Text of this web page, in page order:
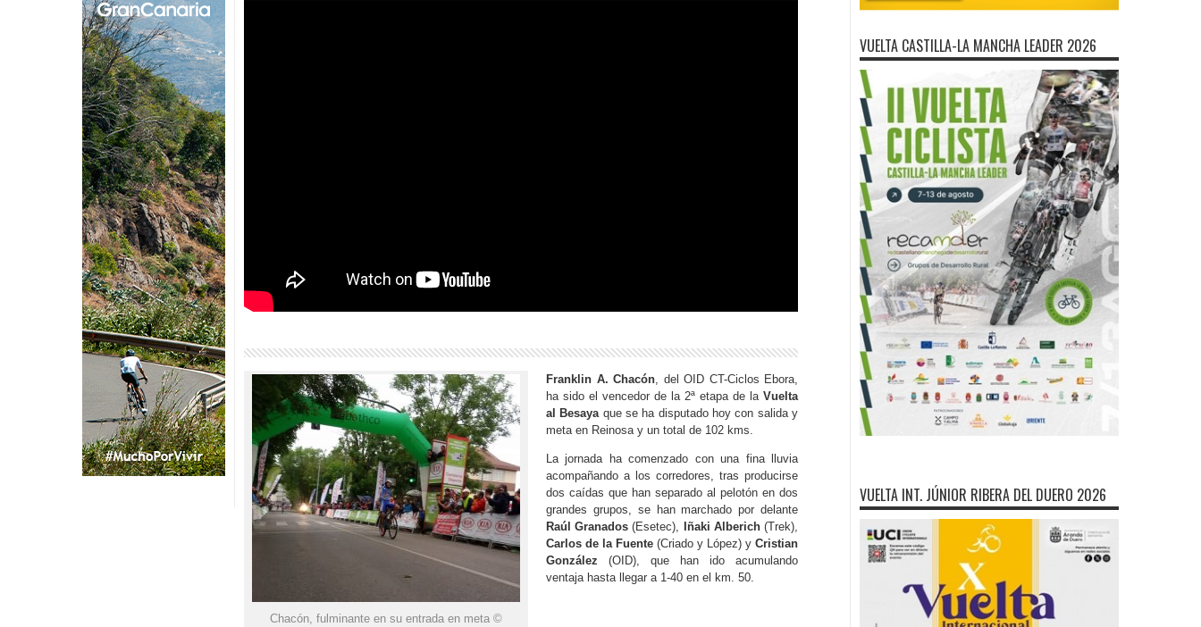
Chacón, fulminante en su entrada en meta ©
Franklin A. Chacón, del OID CT-Ciclos Ebora,
ha sido el vencedor de la 2ª etapa de la Vuelta
al Besayaque se ha disputado hoy con salida y
meta en Reinosa y un total de 102 kms.
La jornada ha comenzado con una fina lluvia
acompañando a los corredores, tras producirse
dos caídas que han separado al pelotón en dos
grandes grupos, se han marchado por delante
Raúl Granados (Esetec), Iñaki Alberich(Trek),
Carlos de la Fuente (Criado y López) y Cristian
González (OID), que han ido acumulando
ventaja hasta llegar a 1-40 en el km. 50.
VUELTA CASTILLA-LA MANCHA LEADER 2026
VUELTA INT. JÚNIOR RIBERA DEL DUERO 2026